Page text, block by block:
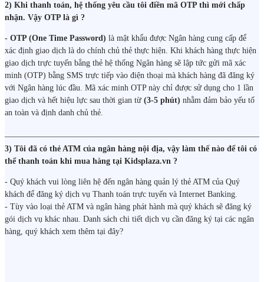
2) Khi thanh toán, hệ thống yêu cầu tôi điền mã OTP thì mới chấp
nhận. Vậy OTP là gì ?
- OTP (One Time Password) là mật khẩu được Ngân hàng cung cấp để
xác định giao dịch là do chính chủ thẻ thực hiện. Khi khách hàng thực hiện
giao dịch trực tuyến bẳng thẻ hệ thống Ngân hàng sẽ lập tức gửi mã xác
minh (OTP) bằng SMS trực tiếp vào điện thoại mà khách hàng đã đăng ký
với Ngân hàng lúc đầu. Mã xác minh OTP này chỉ được sử dụng cho 1 lần
giao dịch và hết hiệu lực sau thời gian từ (3-5 phút) nhằm đảm bảo yếu tố
an toàn và định danh chủ thẻ.
3) Tôi đã có thẻ ATM của ngân hàng nội địa, vậy làm thế nào để tôi có
thể thanh toán khi mua hàng tại Kidsplaza.vn ?
- Quý khách vui lòng liên hệ đến ngân hàng quản lý thẻ ATM của Quý
khách để đăng ký dịch vụ Thanh toán trực tuyến và Internet Banking.
- Tùy vào loại thẻ ATM và ngân hàng phát hành mà quý khách sẽ đăng ký
gói dịch vụ khác nhau. Danh sách chi tiết dịch vụ cần đăng ký tại các ngân
hàng, quý khách xem thêm tại đây?